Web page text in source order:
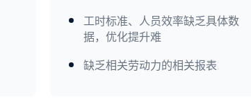
工时标准、人员效率缺乏具体数
据，优化提升难
缺乏相关劳动力的相关报表